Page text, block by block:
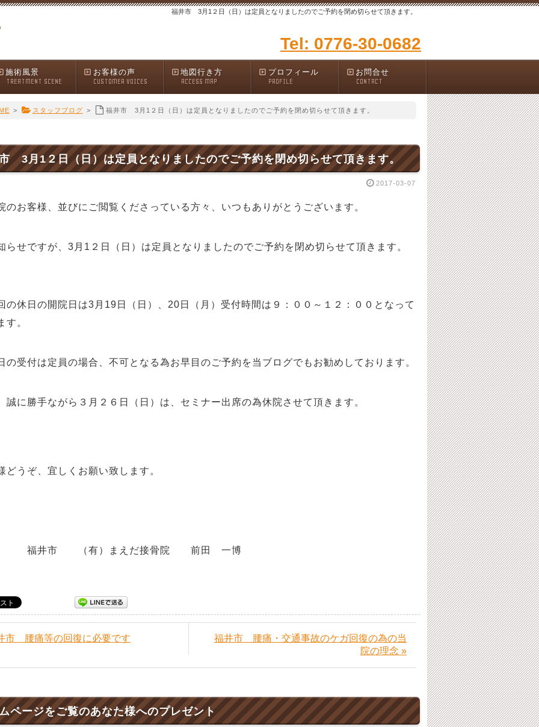
福井市 3月1２日（日）は定員となりましたのでご予約を閉め切らせて頂きます。
Tel: 0776-30-0682
施術風景
TREATMENT SCENE
お客様の声
CUSTOMER VOICES
地図行き方
ACCESS MAP
プロフィール
PROFILE
お問合せ
CONTACT
> スタッフブログ > 福井市 3月1２日（日）は定員となりましたのでご予約を閉め切らせて頂きます。
3月1２日（日）は定員となりましたのでご予約を閉め切らせて頂きます。
2017-03-07
のお客様、並びにご閲覧くださっている方々、いつもありがとうございます。
せですが、3月1２日（日）は定員となりましたのでご予約を閉め切らせて頂きます。
休日の開院日は3月19日（日）、20日（月）受付時間は９：００～１２：００となって
す。
受付は定員の場合、不可となる為お早目のご予約を当ブログでもお勧めしております。
に勝手ながら３月２６日（日）は、セミナー出席の為休院させて頂きます。
うぞ、宜しくお願い致します。
福井市 （有）まえだ接骨院 前田 一博
市 腰痛等の回復に必要です
福井市 腰痛・交通事故のケガ回復の為の当
院の理念 »
ページをご覧のあなた様へのプレゼント